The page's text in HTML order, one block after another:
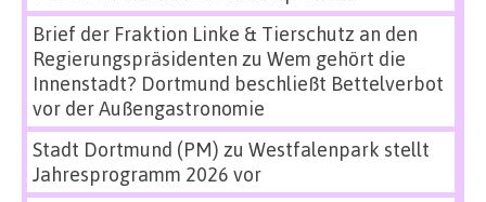
Brief der Fraktion Linke & Tierschutz an den
Regierungspräsidenten zu Wem gehört die
Innenstadt? Dortmund beschließt Bettelverbot
vor der Außengastronomie
Stadt Dortmund (PM) zu Westfalenpark stellt
Jahresprogramm 2026 vor